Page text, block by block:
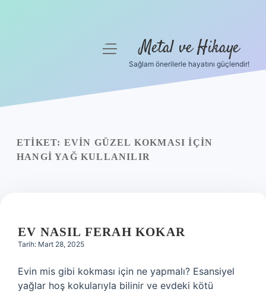
Yasal Uyarı
menüyüMetal ve Hikaye
Sağlam önerilerle hayatını güçlendir!
ETIKET: EVIN GÜZEL KOKMASI IÇIN
HANGI YAĞ KULLANILIR
EV NASIL FERAH KOKAR
Tarih: Mart 28, 2025
Evin mis gibi kokması için ne yapmalı? Esansiyel
yağlar hoş kokularıyla bilinir ve evdeki kötü